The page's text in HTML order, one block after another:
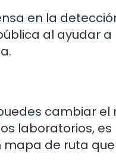
en la
al ayudar a
cambiar el
laboratorios, es
mapa de ruta